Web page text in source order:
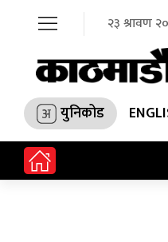
२३ श्रावण
युनिकोड